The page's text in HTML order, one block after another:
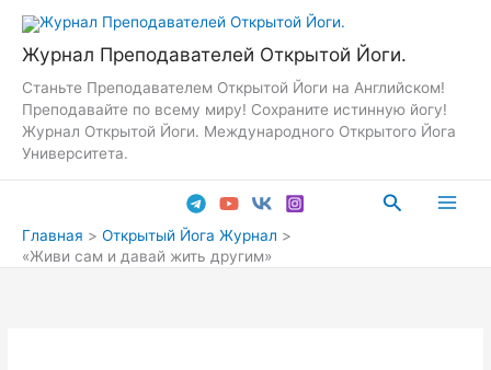
Перейти
содержимому
Журнал Преподавателей Открытой Йоги.
Станьте Преподавателем Открытой Йоги на Английском!
Преподавайте по всему миру! Сохраните истинную йогу!
Журнал Открытой Йоги. Международного Открытого Йога
Университета.
Поиск
Главная
Открытый Йога Журнал
«Живи сам и давай жить другим»